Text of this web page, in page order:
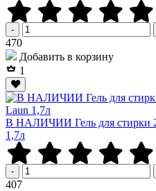
-
470Р
Добавить в корзину
1
В НАЛИЧИИ Гель для стирки
1,7л
-
407Р